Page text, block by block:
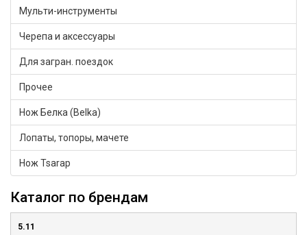
Мульти-инструменты
Черепа и аксессуары
Для загран. поездок
Прочее
Нож Белка (Belka)
Лопаты, топоры, мачете
Нож Tsarap
Каталог по брендам
5.11